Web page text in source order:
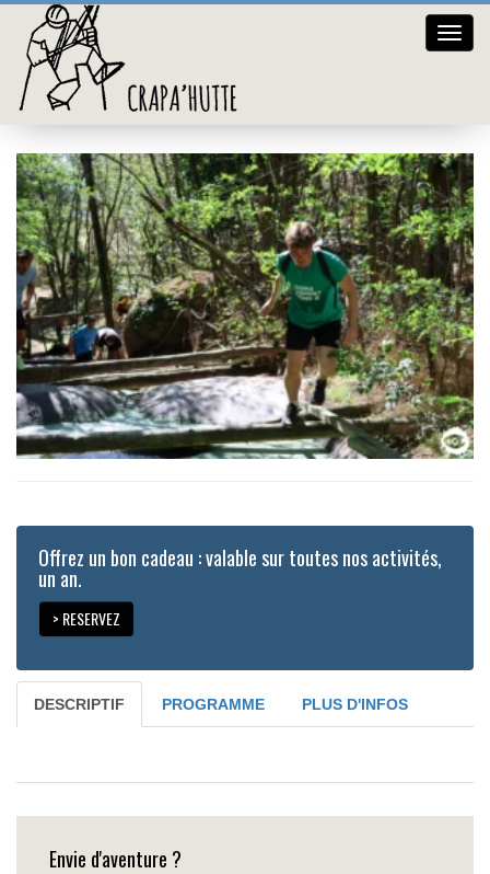
Crapa
hutte
119A4676
Offrez un bon cadeau : valable sur toutes nos activités,
un an.
> RESERVEZ
DESCRIPTIF PROGRAMME PLUS D'INFOS
Envie d'aventure ?